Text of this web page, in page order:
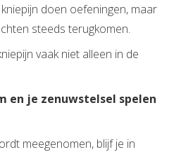
doen oefeningen, maar
steeds terugkomen.
vaak niet alleen in de
en je zenuwstelsel spelen
meegenomen, blijf je in